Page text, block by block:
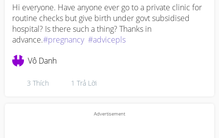
Hi everyone. Have anyone ever go to a private clinic for
routine checks but give birth under govt subsidised
hospital? Is there such a thing? Thanks in
advance.#pregnancy #advicepls
Vô Danh
3 Thích 1 Trả Lời